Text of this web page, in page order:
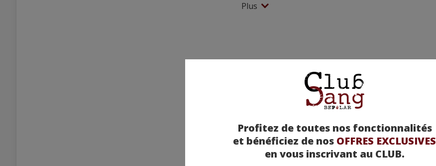
Profitez de toutes nos fonctionnalités
et bénéficiez de nos OFFRES EXCLUSIVES
en vous inscrivant au CLUB.
Plus